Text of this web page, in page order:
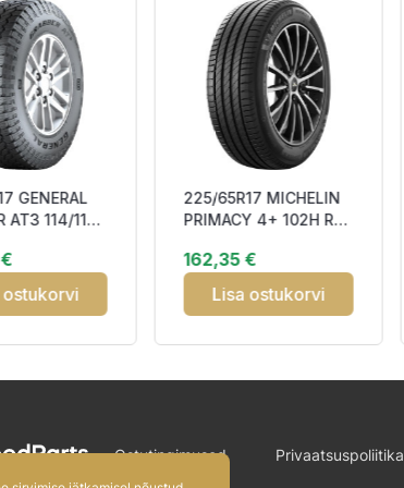
GENERAL
AT3 114/110S
ostukorvi
225/65R17 MICHELIN
PRIMACY 4+ 102H RP
162,35 €
Lisa ostukorvi
Ostutingimused Privaatsuspoliitika